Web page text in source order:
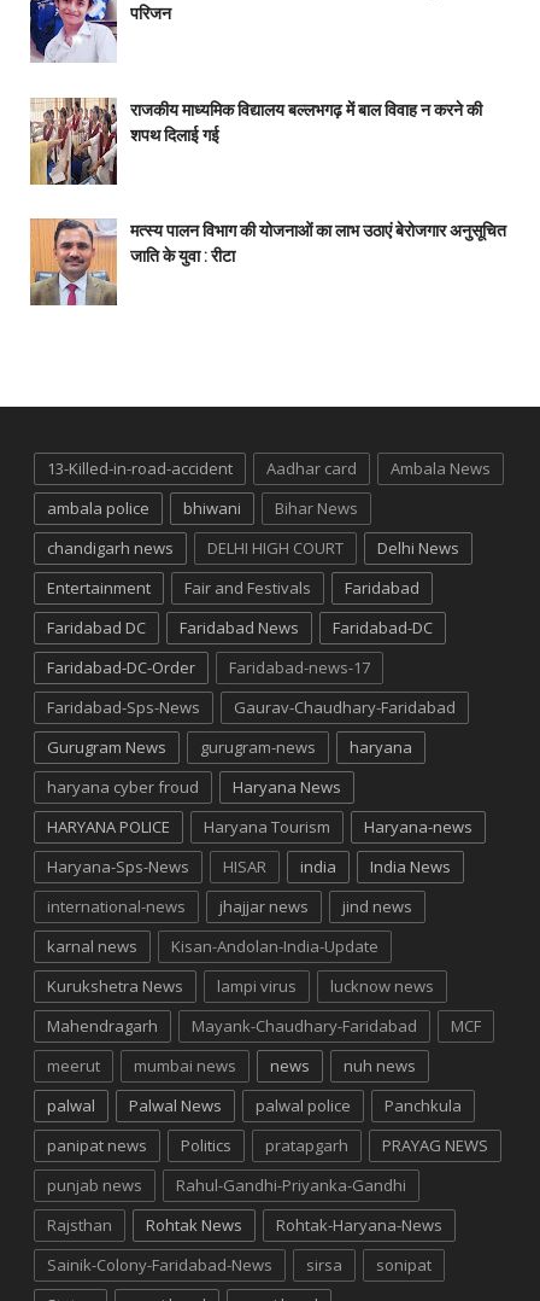
परिजन
राजकीय माध्यमिक विद्यालय बल्लभगढ़ में बाल विवाह न करने की
शपथ दिलाई गई
मत्स्य पालन विभाग की योजनाओं का लाभ उठाएं बेरोजगार अनुसूचित
जाति के युवा : रीटा
13-Killed-in-road-accident Aadhar card
Ambala News
ambala police
bhiwani
Bihar News
chandigarh news
DELHI HIGH COURT
Delhi News
Entertainment
Fair and Festivals
Faridabad
Faridabad DC
Faridabad News
Faridabad-DC
Faridabad-DC-Order
Faridabad-news-17
Faridabad-Sps-News
Gaurav-Chaudhary-Faridabad
Gurugram News
gurugram-news
haryana
haryana cyber froud
Haryana News
HARYANA POLICE
Haryana Tourism
Haryana-news
Haryana-Sps-News
HISAR india
India News
international-news
jhajjar news
jind news
karnal news
Kisan-Andolan-India-Update
Kurukshetra News
lampi virus
lucknow news
Mahendragarh
Mayank-Chaudhary-Faridabad
MCF
meerut
mumbai news news
nuh news
palwal
Palwal News palwal police
Panchkula
panipat news
Politics pratapgarh
PRAYAG NEWS
punjab news
Rahul-Gandhi-Priyanka-Gandhi
Rajsthan
Rohtak News
Rohtak-Haryana-News
Sainik-Colony-Faridabad-News
sirsa
sonipat